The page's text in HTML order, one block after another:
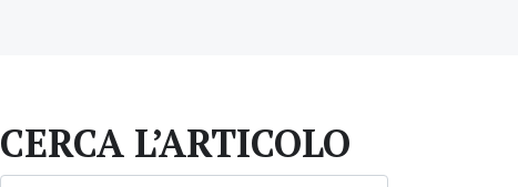
CERCA L’ARTICOLO